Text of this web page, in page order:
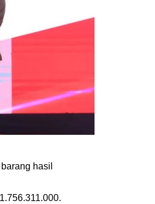
hasil